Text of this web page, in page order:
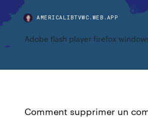
AMERICALIBTVWC.WEB.APP
Adobe flash player firefox
Comment supprimer un